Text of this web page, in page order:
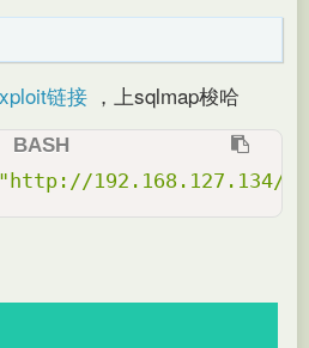
链接 ，上sqlmap梭哈
"http://192.168.127.134/